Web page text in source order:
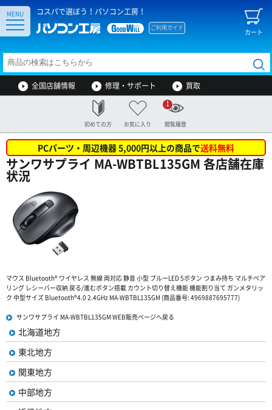
コスパで選ぼう！パソコン工房！
カート
ご利用ガイド
MENU
全国店舗情報 修理・サポート 買取
初めての方 お気に入り 閲覧履歴
1
PCパーツ・周辺機器 5,000円以上の商品で送料無料
サンワサプライ MA-WBTBL135GM 各店舗在庫
状況
マウス Bluetooth® ワイヤレス 無線 両対応 静音 小型 ブルーLED 5ボタン つまみ持ち マルチペア
リング レシーバー収納 戻る/進むボタン搭載 カウント切り替え機能 機能割り当て ガンメタリッ
ク 中型サイズ Bluetooth®4.0 2.4GHz MA-WBTBL135GM (商品番号: 4969887695777)
サンワサプライ MA-WBTBL135GM WEB販売ページへ戻る
北海道地方
東北地方
関東地方
中部地方